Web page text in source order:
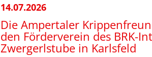
14.07.2026
Die Ampertaler
den Förderverein des BRK-
Zwergerlstube in Karlsfeld